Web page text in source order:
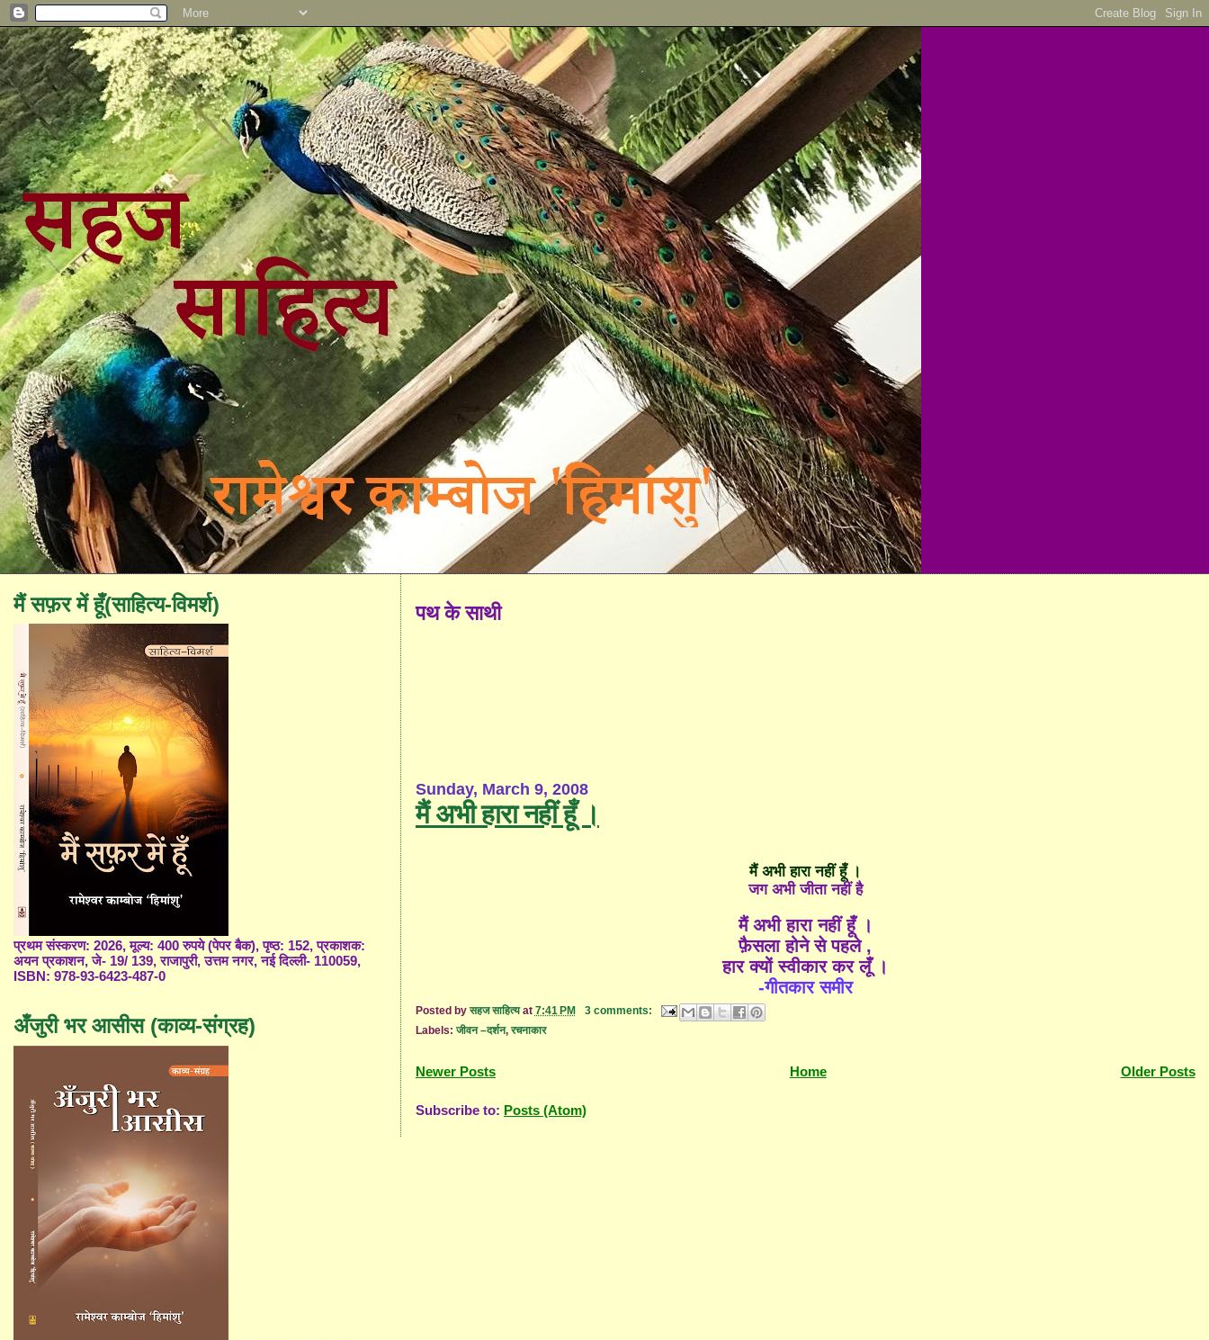
पथ के साथी
Sunday, March 9, 2008
मैं अभी हारा नहीं हूँ ।
मैं अभी हारा नहीं हूँ ।
जग अभी जीता नहीं है
मैं अभी हारा नहीं हूँ ।
फ़ैसला होने से पहले ,
हार क्यों स्वीकार कर लूँ ।
-गीतकार समीर
Posted byसहज साहित्य at 7:41 PM
3 comments:
Labels:जीवन –दर्शन,रचनाकार
Newer Posts Older Posts
Home
Subscribe to: Posts (Atom)
मैं सफ़र में हूँ(साहित्य-विमर्श)
प्रथम संस्करण: 2026, मूल्य: 400 रुपये (पेपर बैक), पृष्ठ: 152, प्रकाशक:
अयन प्रकाशन, जे- 19/ 139, राजापुरी, उत्तम नगर, नई दिल्ली- 110059,
ISBN: 978-93-6423-487-0
अँजुरी भर आसीस (काव्य-संग्रह)